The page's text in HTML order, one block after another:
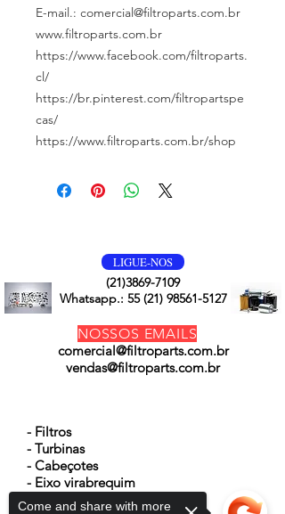
E-mail.: comercial@filtroparts.com.br
www.filtroparts.com.br
https://www.facebook.com/filtroparts.
cl/
https://br.pinterest.com/filtropartspe
cas/
https://www.filtroparts.com.br/shop
LIGUE-NOS
(21)3869-7109
Whatsapp.: 55 (21) 98561-5127
NOSSOS EMAILS
comercial@filtroparts.com.br
vendas@filtroparts.com.br
- Filtros
- Turbinas
- Cabeçotes
- Eixo virabrequim
- Bicos injetores
Come and share with more